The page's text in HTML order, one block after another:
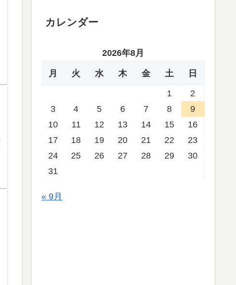
カレンダー
2026年8月
月 火 水 木 金 土 日
1
2
3
4 5 6 7 8
9
10
11 12 13 14 15
16
17
18 19 20 21 22
23
24
25 26 27 28 29
30
31
« 9月